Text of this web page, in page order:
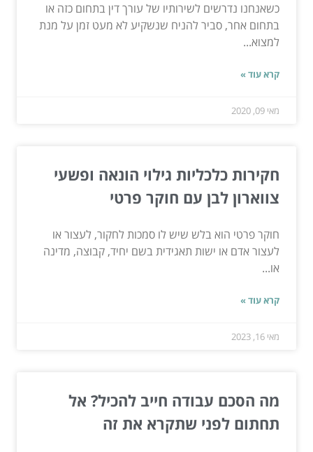
כשאנחנו נדרשים לשירותיו של עורך דין בתחום כזה או
בתחום אחר, סביר להניח שנשקיע לא מעט זמן על מנת
למצוא...
קרא עוד »
מאי 09, 2020
חקירות כלכליות גילוי הונאה ופשעי
צווארון לבן עם חוקר פרטי
חוקר פרטי הוא בלש שיש לו סמכות לחקור, לעצור או
לעצור אדם או ישות תאגידית בשם יחיד, קבוצה, מדינה
או...
קרא עוד »
מאי 16, 2023
מה הסכם עבודה חייב להכיל? אל
תחתום לפני שתקרא את זה